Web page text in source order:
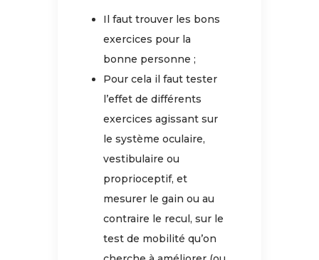
Il faut trouver les bons
exercices pour la
bonne personne ;
Pour cela il faut tester
l’effet de différents
exercices agissant sur
le système oculaire,
vestibulaire ou
proprioceptif, et
mesurer le gain ou au
contraire le recul, sur le
test de mobilité qu’on